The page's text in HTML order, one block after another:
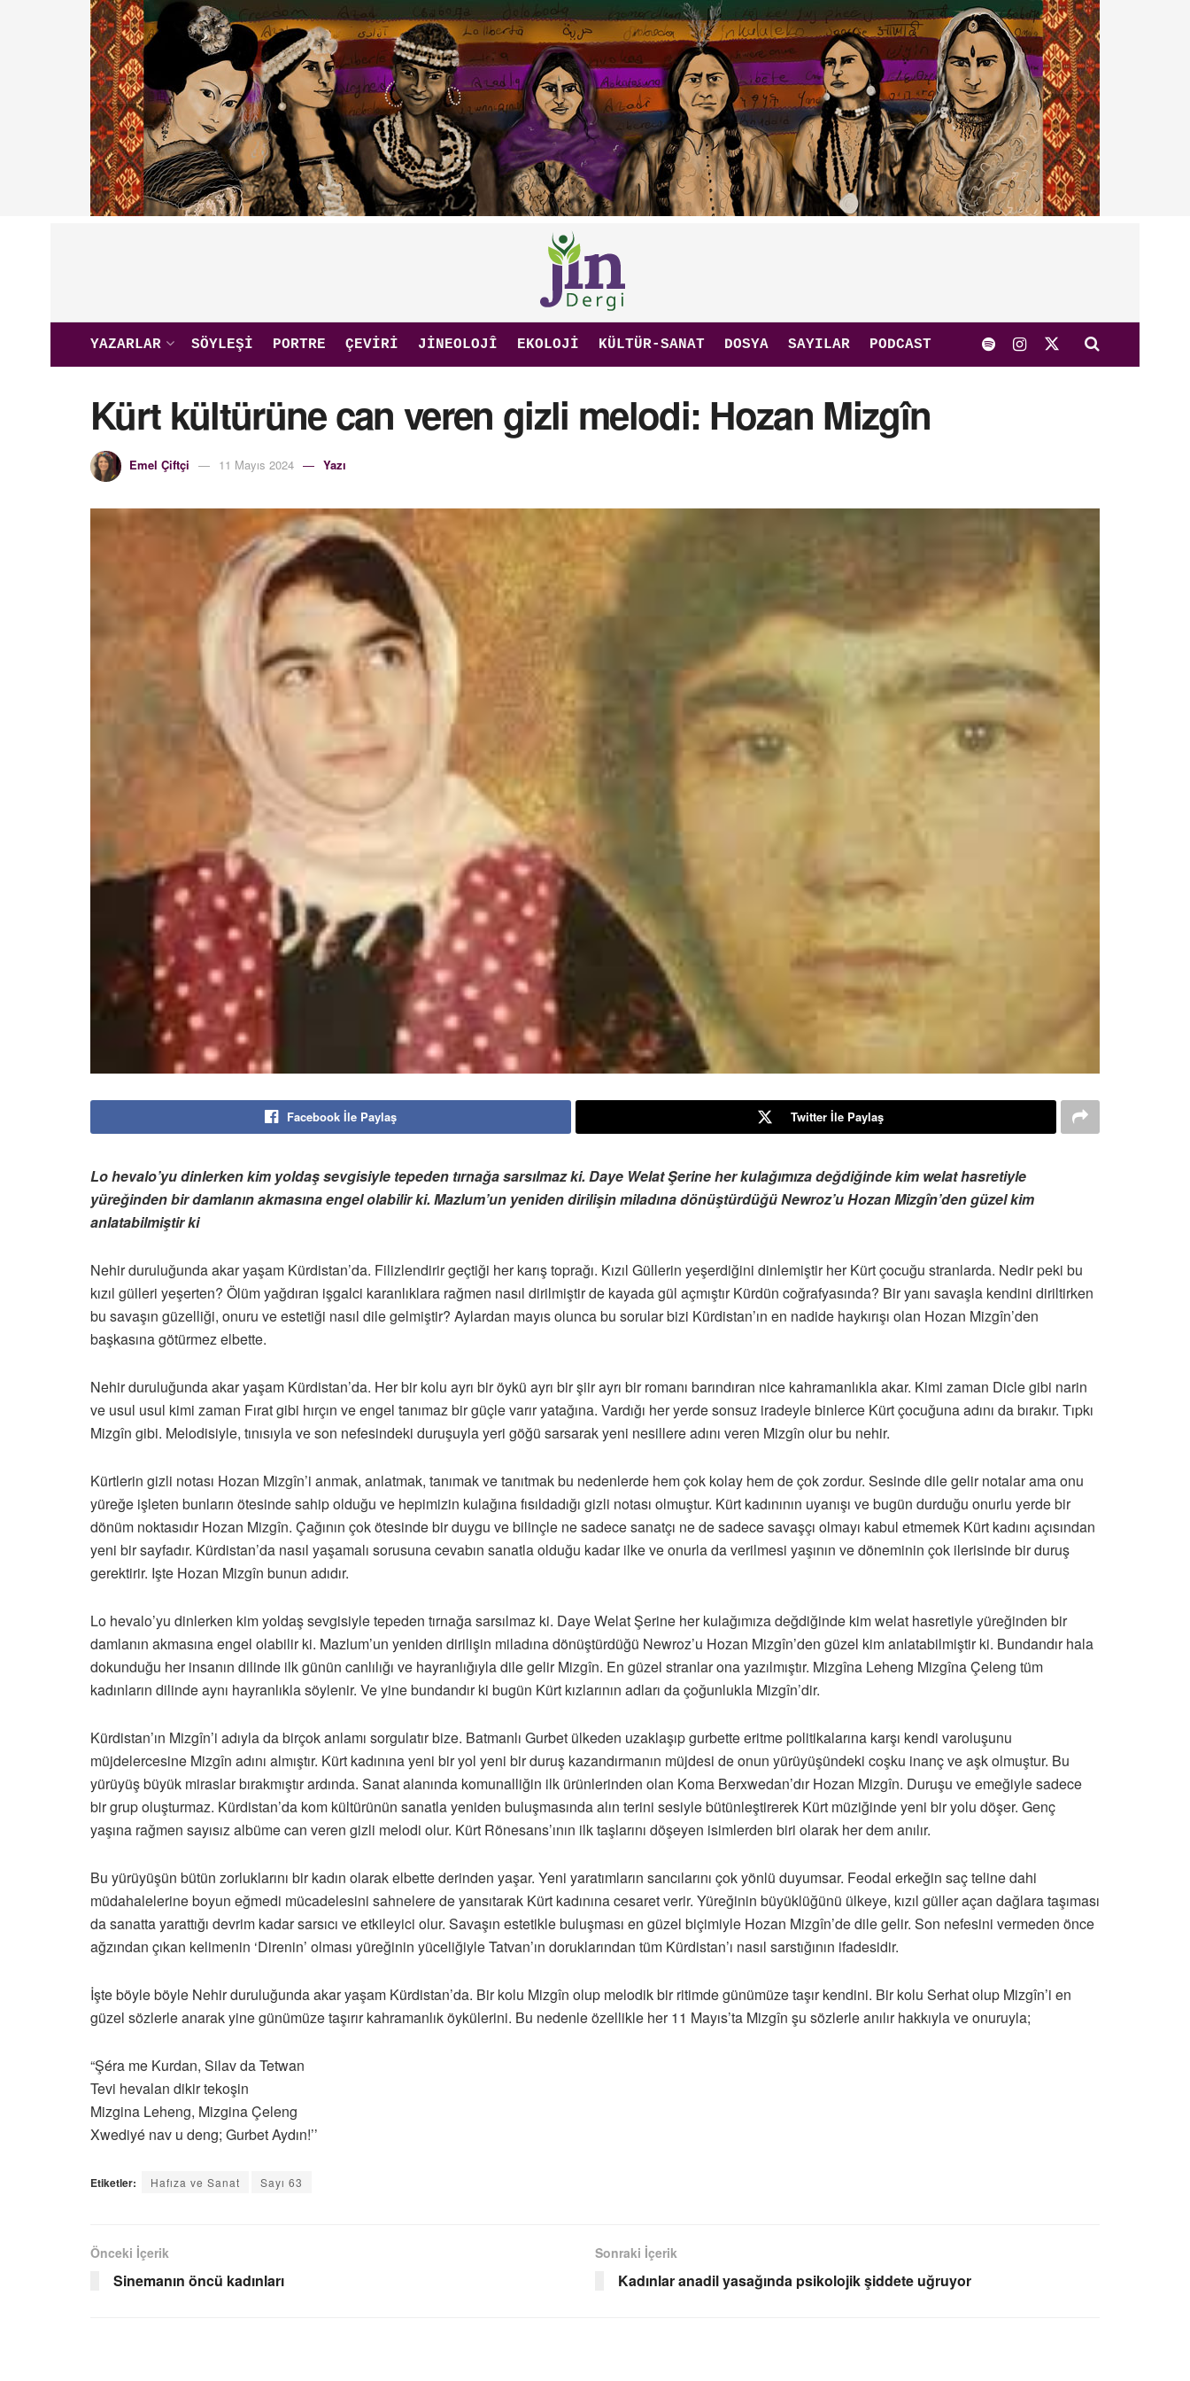
YAZARLAR SÖYLEŞI PORTRE ÇEVIRI JINEOLOJÎ EKOLOJI KÜLTÜR-SANAT DOSYA SAYILAR PODCAST
Kürt kültürüne can veren gizli melodi: Hozan Mizgîn
Emel Çiftçi 11 Mayıs 2024 Yazı
Facebook İle Paylaş Twitter İle Paylaş
Lo hevalo’yu dinlerken kim yoldaş sevgisiyle tepeden tırnağa sarsılmaz ki. Daye Welat Şerine her kulağımıza değdiğinde kim welat hasretiyle
yüreğinden bir damlanın akmasına engel olabilir ki. Mazlum’un yeniden dirilişin miladına dönüştürdüğü Newroz’u Hozan Mizgîn’den güzel kim
anlatabilmiştir ki
Nehir duruluğunda akar yaşam Kürdistan’da. Filizlendirir geçtiği her karış toprağı. Kızıl Güllerin yeşerdiğini dinlemiştir her Kürt çocuğu stranlarda. Nedir peki bu
kızıl gülleri yeşerten? Ölüm yağdıran işgalci karanlıklara rağmen nasıl dirilmiştir de kayada gül açmıştır Kürdün coğrafyasında? Bir yanı savaşla kendini diriltirken
bu savaşın güzelliği, onuru ve estetiği nasıl dile gelmiştir? Aylardan mayıs olunca bu sorular bizi Kürdistan’ın en nadide haykırışı olan Hozan Mizgîn’den
başkasına götürmez elbette.
Nehir duruluğunda akar yaşam Kürdistan’da. Her bir kolu ayrı bir öykü ayrı bir şiir ayrı bir romanı barındıran nice kahramanlıkla akar. Kimi zaman Dicle gibi narin
ve usul usul kimi zaman Fırat gibi hırçın ve engel tanımaz bir güçle varır yatağına. Vardığı her yerde sonsuz iradeyle binlerce Kürt çocuğuna adını da bırakır. Tıpkı
Mizgîn gibi. Melodisiyle, tınısıyla ve son nefesindeki duruşuyla yeri göğü sarsarak yeni nesillere adını veren Mizgîn olur bu nehir.
Kürtlerin gizli notası Hozan Mizgîn’i anmak, anlatmak, tanımak ve tanıtmak bu nedenlerde hem çok kolay hem de çok zordur. Sesinde dile gelir notalar ama onu
yüreğe işleten bunların ötesinde sahip olduğu ve hepimizin kulağına fısıldadığı gizli notası olmuştur. Kürt kadınının uyanışı ve bugün durduğu onurlu yerde bir
dönüm noktasıdır Hozan Mizgîn. Çağının çok ötesinde bir duygu ve bilinçle ne sadece sanatçı ne de sadece savaşçı olmayı kabul etmemek Kürt kadını açısından
yeni bir sayfadır. Kürdistan’da nasıl yaşamalı sorusuna cevabın sanatla olduğu kadar ilke ve onurla da verilmesi yaşının ve döneminin çok ilerisinde bir duruş
gerektirir. Işte Hozan Mizgîn bunun adıdır.
Lo hevalo’yu dinlerken kim yoldaş sevgisiyle tepeden tırnağa sarsılmaz ki. Daye Welat Şerine her kulağımıza değdiğinde kim welat hasretiyle yüreğinden bir
damlanın akmasına engel olabilir ki. Mazlum’un yeniden dirilişin miladına dönüştürdüğü Newroz’u Hozan Mizgîn’den güzel kim anlatabilmiştir ki. Bundandır hala
dokunduğu her insanın dilinde ilk günün canlılığı ve hayranlığıyla dile gelir Mizgîn. En güzel stranlar ona yazılmıştır. Mizgîna Leheng Mizgîna Çeleng tüm
kadınların dilinde aynı hayranlıkla söylenir. Ve yine bundandır ki bugün Kürt kızlarının adları da çoğunlukla Mizgîn’dir.
Kürdistan’ın Mizgîn’i adıyla da birçok anlamı sorgulatır bize. Batmanlı Gurbet ülkeden uzaklaşıp gurbette eritme politikalarına karşı kendi varoluşunu
müjdelercesine Mizgîn adını almıştır. Kürt kadınına yeni bir yol yeni bir duruş kazandırmanın müjdesi de onun yürüyüşündeki coşku inanç ve aşk olmuştur. Bu
yürüyüş büyük miraslar bırakmıştır ardında. Sanat alanında komunalliğin ilk ürünlerinden olan Koma Berxwedan’dır Hozan Mizgîn. Duruşu ve emeğiyle sadece
bir grup oluşturmaz. Kürdistan’da kom kültürünün sanatla yeniden buluşmasında alın terini sesiyle bütünleştirerek Kürt müziğinde yeni bir yolu döşer. Genç
yaşına rağmen sayısız albüme can veren gizli melodi olur. Kürt Rönesans’ının ilk taşlarını döşeyen isimlerden biri olarak her dem anılır.
Bu yürüyüşün bütün zorluklarını bir kadın olarak elbette derinden yaşar. Yeni yaratımların sancılarını çok yönlü duyumsar. Feodal erkeğin saç teline dahi
müdahalelerine boyun eğmedi mücadelesini sahnelere de yansıtarak Kürt kadınına cesaret verir. Yüreğinin büyüklüğünü ülkeye, kızıl güller açan dağlara taşıması
da sanatta yarattığı devrim kadar sarsıcı ve etkileyici olur. Savaşın estetikle buluşması en güzel biçimiyle Hozan Mizgîn’de dile gelir. Son nefesini vermeden önce
ağzından çıkan kelimenin ‘Direnin’ olması yüreğinin yüceliğiyle Tatvan’ın doruklarından tüm Kürdistan’ı nasıl sarstığının ifadesidir.
İşte böyle böyle Nehir duruluğunda akar yaşam Kürdistan’da. Bir kolu Mizgîn olup melodik bir ritimde günümüze taşır kendini. Bir kolu Serhat olup Mizgîn’i en
güzel sözlerle anarak yine günümüze taşırır kahramanlık öykülerini. Bu nedenle özellikle her 11 Mayıs’ta Mizgîn şu sözlerle anılır hakkıyla ve onuruyla;
“Şéra me Kurdan, Silav da Tetwan
Tevi hevalan dikir tekoşin
Mizgina Leheng, Mizgina Çeleng
Xwediyé nav u deng; Gurbet Aydın!’’
Etiketler: Hafıza ve Sanat Sayı 63
Önceki İçerik
Sinemanın öncü kadınları
Sonraki İçerik
Kadınlar anadil yasağında psikolojik şiddete uğruyor